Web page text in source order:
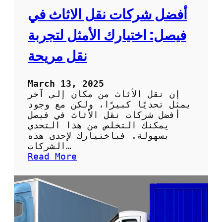
س
ه
ة
ث
ا
ث
:
خ
ب
و
ج
و
د
ة
د
ا
أفضل شركات نقل الاثاث في
فيصل: اختيارك الأمثل لتجربة
نقل مريحة
March 13, 2025
إن نقل الأثاث من مكان إلى آخر
يمثل تحديًا كبيرًا، ولكن مع وجود
أفضل شركات نقل الأثاث في فيصل
يمكنك التخلص من هذا التحدي
بسهولة. فباختيارك لإحدى هذه
الشركات…
Read More
ف
ل